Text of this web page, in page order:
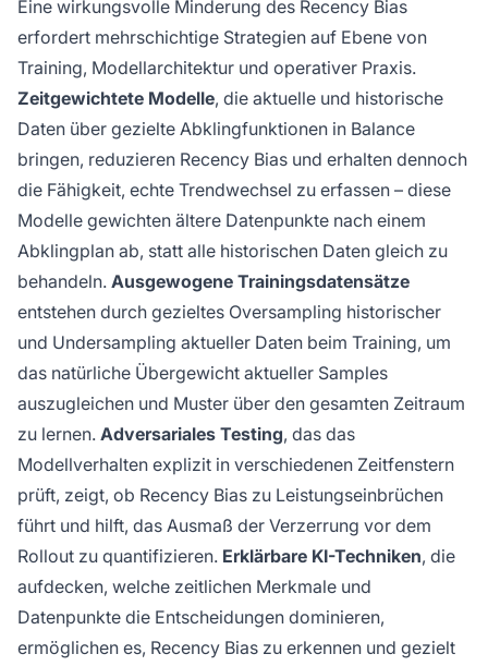
Eine wirkungsvolle Minderung des Recency Bias
erfordert mehrschichtige Strategien auf Ebene von
Training, Modellarchitektur und operativer Praxis.
Zeitgewichtete Modelle, die aktuelle und historische
Daten über gezielte Abklingfunktionen in Balance
bringen, reduzieren Recency Bias und erhalten dennoch
die Fähigkeit, echte Trendwechsel zu erfassen – diese
Modelle gewichten ältere Datenpunkte nach einem
Abklingplan ab, statt alle historischen Daten gleich zu
behandeln. Ausgewogene Trainingsdatensätze
entstehen durch gezieltes Oversampling historischer
und Undersampling aktueller Daten beim Training, um
das natürliche Übergewicht aktueller Samples
auszugleichen und Muster über den gesamten Zeitraum
zu lernen. Adversariales Testing, das das
Modellverhalten explizit in verschiedenen Zeitfenstern
prüft, zeigt, ob Recency Bias zu Leistungseinbrüchen
führt und hilft, das Ausmaß der Verzerrung vor dem
Rollout zu quantifizieren. Erklärbare KI-Techniken, die
aufdecken, welche zeitlichen Merkmale und
Datenpunkte die Entscheidungen dominieren,
ermöglichen es, Recency Bias zu erkennen und gezielt